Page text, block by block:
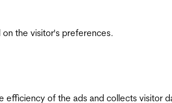
the visitor's preferences.
of the ads and collects visitor